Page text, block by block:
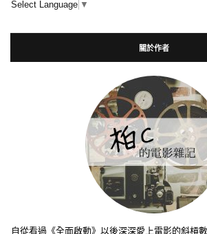
Select Language ▼
關於作者
自從看過《全面啟動》以後深深愛上電影的斜槓